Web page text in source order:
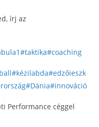
írj az
#taktika#coaching
#kézilabda#edzőieszk
#Dánia#innováció
Performance céggel